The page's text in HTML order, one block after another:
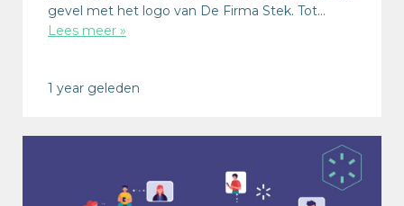
gevel met het logo van De Firma Stek. Tot…
Lees meer »
1 year geleden